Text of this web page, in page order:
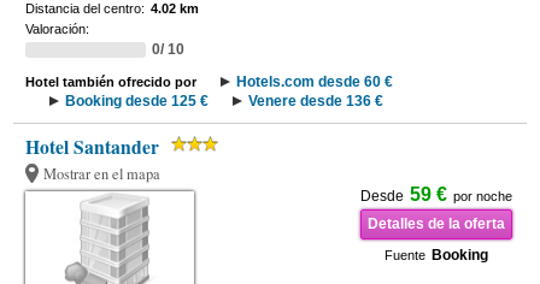
Distancia del centro: 4.02 km
Valoración:
0/ 10
Hotel también ofrecido por
Hotels.com desde 60 €
Booking desde 125 €
Venere desde 136 €
Hotel Santander
Mostrar en el mapa
Desde 59 € por noche
Detalles de la oferta
Fuente Booking